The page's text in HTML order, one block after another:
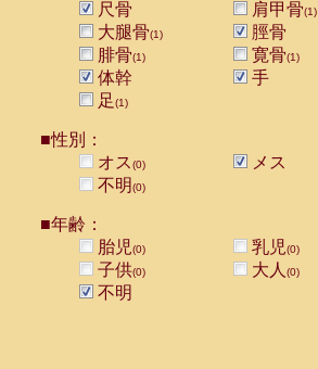
尺骨
肩甲骨(1)
大腿骨(1)
脛骨
腓骨(1) 寛骨(1)
体幹
手
足(1)
■性別：
オス(0)
メス
不明(0)
■年齢：
胎児(0) 乳児(0)
子供(0) 大人 (0)
不明